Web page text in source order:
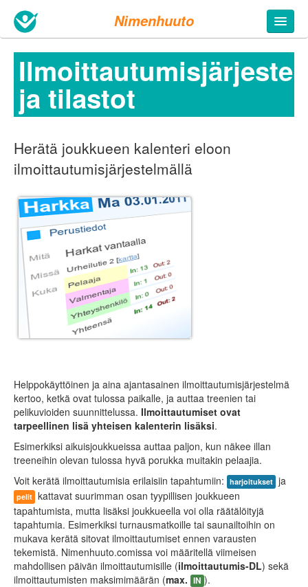
Nimenhuuto
ja tilastot
Herätä joukkueen kalenteri eloon
ilmoittautumisjärjestelmällä
Helppokäyttöinen ja aina ajantasainen ilmoittautumisjärjestelmä
kertoo, ketkä ovat tulossa paikalle, ja auttaa treenien tai
pelikuvioiden suunnittelussa. Ilmoittautumiset ovat
tarpeellinen lisä yhteisen kalenterin lisäksi.
Esimerkiksi aikuisjoukkueissa auttaa paljon, kun näkee illan
treeneihin olevan tulossa hyvä porukka muitakin pelaajia.
Voit kerätä ilmoittautumisia erilaisiin tapahtumiin: harjoitukset ja
pelit kattavat suurimman osan tyypillisen joukkueen
tapahtumista, mutta lisäksi joukkueella voi olla räätälöityjä
tapahtumia. Esimerkiksi turnausmatkoille tai saunailtoihin on
mukava kerätä sitovat ilmoittautumiset ennen varausten
tekemistä. Nimenhuuto.comissa voi määritellä viimeisen
mahdollisen päivän ilmoittautumisille (ilmoittautumis-DL) sekä
ilmoittautumisten maksimimäärän (max. IN ).